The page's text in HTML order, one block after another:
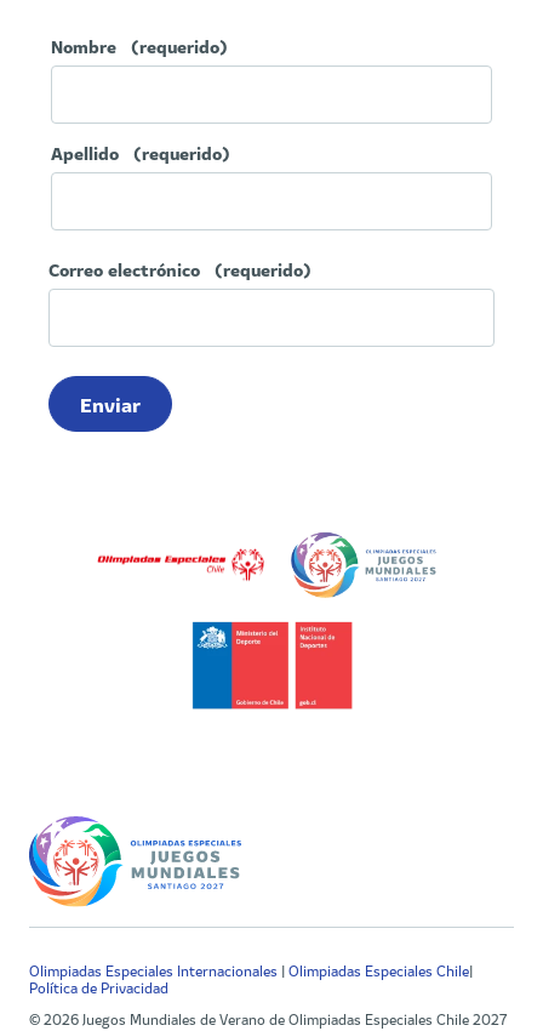
(requerido)
(requerido)
Correo electrónico (requerido)
Enviar
Olimpiadas Especiales Internacionales |Olimpiadas Especiales Chile|
Política de Privacidad
© 2026 Juegos Mundiales de Verano de Olimpiadas Especiales Chile 2027